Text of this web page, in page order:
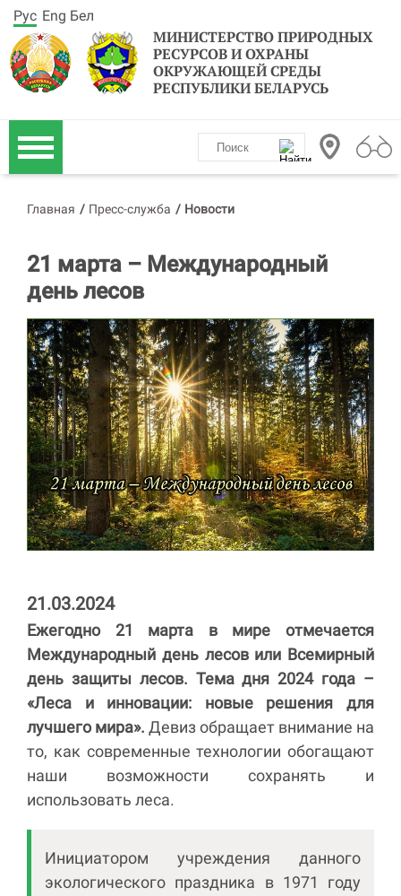
МИНИСТЕРСТВО ПРИРОДНЫХ
РЕСУРСОВ И ОХРАНЫ
ОКРУЖАЮЩЕЙ СРЕДЫ
РЕСПУБЛИКИ БЕЛАРУСЬ
Рус Eng Бел
Главная / Пресс-служба / Новости
21 марта – Международный
день лесов
21.03.2024
Ежегодно 21 марта в мире отмечается
Международный день лесов или Всемирный
день защиты лесов. Тема дня 2024 года –
«Леса и инновации: новые решения для
лучшего мира». Девиз обращает внимание на
то, как современные технологии обогащают
наши возможности сохранять и
использовать леса.
Инициатором учреждения данного
экологического праздника в 1971 году